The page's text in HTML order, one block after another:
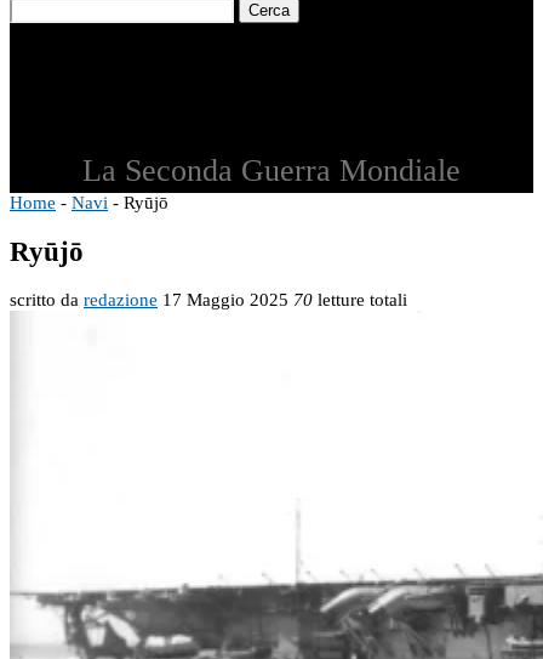
Cerca
La Seconda Guerra Mondiale
Home - Navi - Ryūjō
Ryūjō
scritto da redazione 17 Maggio 2025 70 letture totali